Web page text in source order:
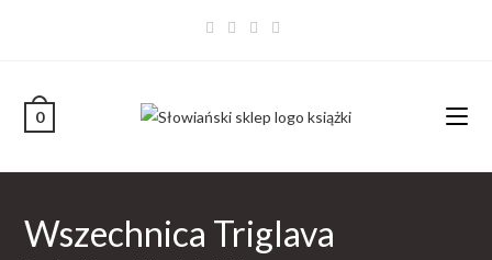
0
Wszechnica Triglava